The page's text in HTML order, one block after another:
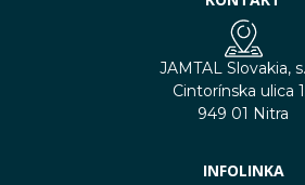
JAMTAL Slovakia,
Cintorínska ulica
949 01 Nitra
INFOLINKA